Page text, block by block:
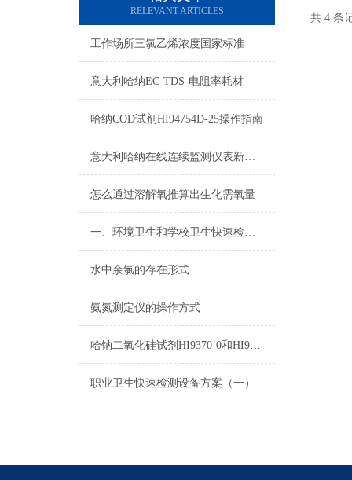
RELEVANT ARTICLES
工作场所三氯乙烯浓度国家标准
意大利哈纳EC-TDS-电阻率耗材
哈纳COD试剂HI94754D-25操作指南
意大利哈纳在线连续监测仪表新旧型号对照表2015
怎么通过溶解氧推算出生化需氧量
一、环境卫生和学校卫生快速检测设备方案
水中余氯的存在形式
氨氮测定仪的操作方式
哈钠二氧化硅试剂HI9370-0和HI93705B-0使用方法
职业卫生快速检测设备方案（一）
共 4 条